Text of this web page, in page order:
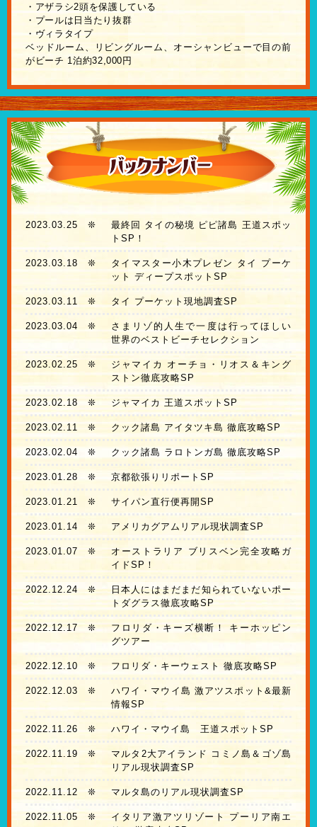
・アザラシ2頭を保護している
・プールは日当たり抜群
・ヴィラタイプ
ベッドルーム、リビングルーム、オーシャンビューで目の前
がビーチ 1泊約32,000円
2023.03.25 ❊
最終回 タイの秘境 ピピ諸島 王道スポッ
トSP！
2023.03.18 ❊
タイマスター小木プレゼン タイ プーケ
ット ディープスポットSP
2023.03.11 ❊ タイ プーケット現地調査SP
2023.03.04 ❊
さまリゾ的人生で一度は行ってほしい
世界のベストビーチセレクション
2023.02.25 ❊
ジャマイカ オーチョ・リオス＆キング
ストン徹底攻略SP
2023.02.18❊ ジャマイカ 王道スポットSP
2023.02.11 ❊ クック諸島 アイタツキ島 徹底攻略SP
2023.02.04 ❊ クック諸島 ラロトンガ島 徹底攻略SP
2023.01.28 ❊ 京都欲張りリポートSP
2023.01.21 ❊ サイパン直行便再開SP
2023.01.14 ❊ アメリカグアムリアル現状調査SP
2023.01.07 ❊
オーストラリア ブリスベン完全攻略ガ
イドSP！
2022.12.24❊
日本人にはまだまだ知られていないポー
トダグラス徹底攻略SP
2022.12.17❊
フロリダ・キーズ横断！ キーホッピン
グツアー
2022.12.10 ❊ フロリダ・キーウェスト 徹底攻略SP
2022.12.03 ❊
ハワイ・マウイ島 激アツスポット&最新
情報SP
2022.11.26 ❊ ハワイ・マウイ島 王道スポットSP
2022.11.19 ❊
マルタ2大アイランド コミノ島＆ゴゾ島
リアル現状調査SP
2022.11.12❊ マルタ島のリアル現状調査SP
2022.11.05 ❊
イタリア激アツリゾート プーリア南エ